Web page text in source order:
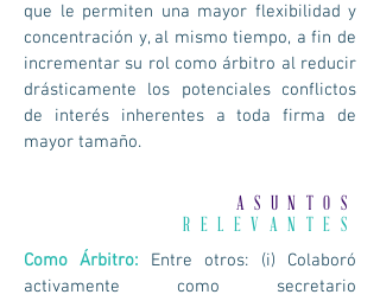
que le permiten una mayor flexibilidad y
concentración y, al mismo tiempo, a fin de
incrementar su rol como árbitro al reducir
drásticamente los potenciales conflictos
de interés inherentes a toda firma de
mayor tamaño.
ASUNTOS
RELEVANTES
Como Árbitro:
Entre otros: (i) Colaboró
activamente como secretario